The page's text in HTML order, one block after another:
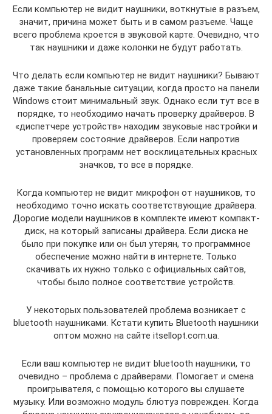
Если компьютер не видит наушники, воткнутые в разъем,
значит, причина может быть и в самом разъеме. Чаще
всего проблема кроется в звуковой карте. Очевидно, что
так наушники и даже колонки не будут работать.
Что делать если компьютер не видит наушники? Бывают
даже такие банальные ситуации, когда просто на панели
Windows стоит минимальный звук. Однако если тут все в
порядке, то необходимо начать проверку драйверов. В
«диспетчере устройств» находим звуковые настройки и
проверяем состояние драйверов. Если напротив
установленных программ нет восклицательных красных
значков, то все в порядке.
Когда компьютер не видит микрофон от наушников, то
необходимо точно искать соответствующие драйвера.
Дорогие модели наушников в комплекте имеют компакт-
диск, на который записаны драйвера. Если диска не
было при покупке или он был утерян, то программное
обеспечение можно найти в интернете. Только
скачивать их нужно только с официальных сайтов,
чтобы было полное соответствие устройств.
У некоторых пользователей проблема возникает с
bluetooth наушниками. Кстати купить Bluetooth наушники
оптом можно на сайте itsellopt.com.ua.
Если ваш компьютер не видит bluetooth наушники, то
очевидно – проблема с драйверами. Помогает и смена
проигрывателя, с помощью которого вы слушаете
музыку. Или возможно модуль блютуз поврежден. Когда